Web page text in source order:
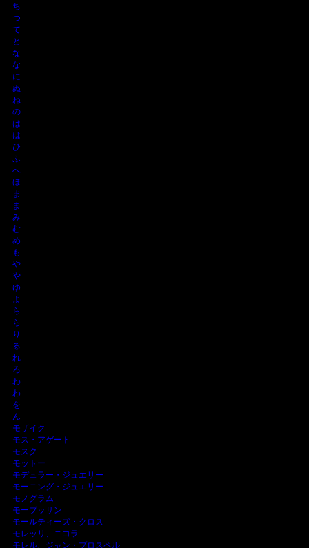
ち
つ
て
と
な
な
に
ぬ
ね
の
は
は
ひ
ふ
へ
ほ
ま
ま
み
む
め
も
や
や
ゆ
よ
ら
ら
り
る
れ
ろ
わ
わ
を
ん
モザイク
モス・アゲート
モスク
モットー
モデュラー・ジュエリー
モーニング・ジュエリー
モノグラム
モーブッサン
モールティーズ・クロス
モレッリ、ニコラ
モレル、ジャン・プロスペル